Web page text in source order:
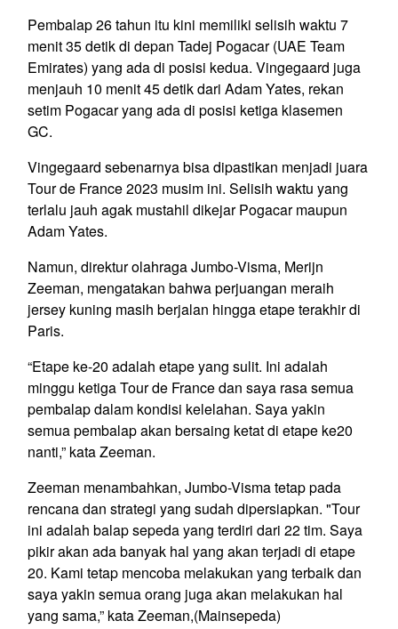
Pembalap 26 tahun itu kini memiliki selisih waktu 7
menit 35 detik di depan Tadej Pogacar (UAE Team
Emirates) yang ada di posisi kedua. Vingegaard juga
menjauh 10 menit 45 detik dari Adam Yates, rekan
setim Pogacar yang ada di posisi ketiga klasemen
GC.
Vingegaard sebenarnya bisa dipastikan menjadi juara
Tour de France 2023 musim ini. Selisih waktu yang
terlalu jauh agak mustahil dikejar Pogacar maupun
Adam Yates.
Namun, direktur olahraga Jumbo-Visma, Merijn
Zeeman, mengatakan bahwa perjuangan meraih
jersey kuning masih berjalan hingga etape terakhir di
Paris.
“Etape ke-20 adalah etape yang sulit. Ini adalah
minggu ketiga Tour de France dan saya rasa semua
pembalap dalam kondisi kelelahan. Saya yakin
semua pembalap akan bersaing ketat di etape ke20
nanti,” kata Zeeman.
Zeeman menambahkan, Jumbo-Visma tetap pada
rencana dan strategi yang sudah dipersiapkan. "Tour
ini adalah balap sepeda yang terdiri dari 22 tim. Saya
pikir akan ada banyak hal yang akan terjadi di etape
20. Kami tetap mencoba melakukan yang terbaik dan
saya yakin semua orang juga akan melakukan hal
yang sama,” kata Zeeman,(Mainsepeda)